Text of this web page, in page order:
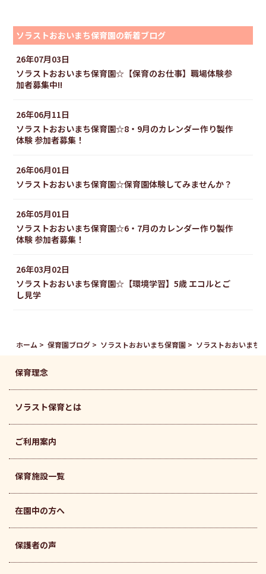
ソラストおおいまち保育園の新着ブログ
26年07月03日
ソラストおおいまち保育園☆【保育のお仕事】職場体験参
加者募集中!!
26年06月11日
ソラストおおいまち保育園☆8・9月のカレンダー作り製作
体験 参加者募集！
26年06月01日
ソラストおおいまち保育園☆保育園体験してみませんか？
26年05月01日
ソラストおおいまち保育園☆6・7月のカレンダー作り製作
体験 参加者募集！
26年03月02日
ソラストおおいまち保育園☆【環境学習】5歳 エコルとご
し見学
ホーム 保育園ブログ ソラストおおいまち保育園 ソラストおおいまち
保育理念
ソラスト保育とは
ご利用案内
保育施設一覧
在園中の方へ
保護者の声